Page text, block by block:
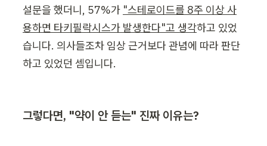
설문을 했더니, 57%가 "스테로이드를 8주 이상 사
용하면 타키필락시스가 발생한다"고 생각하고 있었
습니다. 의사들조차 임상 근거보다 관념에 따라 판단
하고 있었던 셈입니다.
그렇다면, "약이 안 듣는" 진짜 이유는?